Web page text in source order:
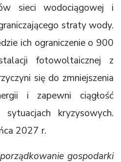
sieci wodociągowej i
straty wody.
ich ograniczenie o 900
fotowoltaicznej z
się do zmniejszenia
i zapewni ciągłość
sytuacjach kryzysowych.
2027 r.
gospodarki